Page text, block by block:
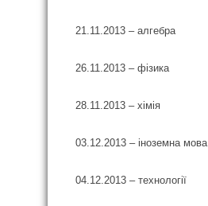
21.11.2013 – алгебра
26.11.2013 – фізика
28.11.2013 – хімія
03.12.2013 – іноземна мова
04.12.2013 – технології